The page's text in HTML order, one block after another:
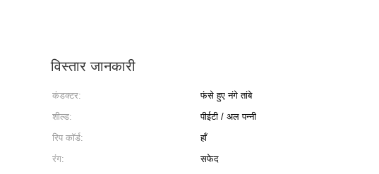
विस्तार जानकारी
कंडक्टर: फंसे हुए नंगे तांबे
शील्ड:
पीईटी / अल पन्नी
रिप कॉर्ड:
हाँ
रंग:
सफेद